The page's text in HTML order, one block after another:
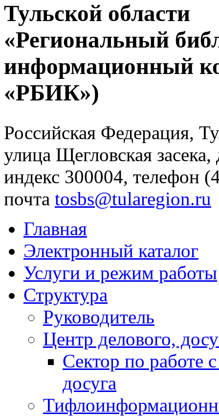
Тульской области
«Региональный
информационный
«РБИК»)
Российская Федерация,
улица Щегловская
индекс 300004, телефон
почта tosbs@tularegion.ru
Главная
Электронный каталог
Услуги и режим работы
Структура
Руководитель
Центр делового,
Сектор по работе
досуга